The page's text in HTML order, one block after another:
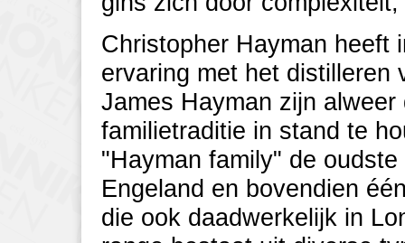
Christopher Hayman heeft
ervaring met het distilleren
James Hayman zijn
familietraditie in stand te
"Hayman family" de
Engeland en bovendien
die ook daadwerkelijk in